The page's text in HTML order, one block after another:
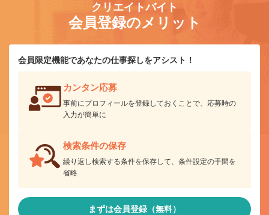
クリエイトバイト
会員登録のメリット
会員限定機能であなたの仕事探しをアシスト！
カンタン応募
事前にプロフィールを登録しておくことで、応募時の
入力が簡単に
検索条件の保存
繰り返し検索する条件を保存して、条件設定の手間を
省略
まずは会員登録（無料）